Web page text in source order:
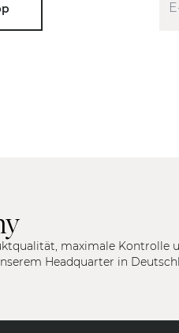
maximale
Headquarter in